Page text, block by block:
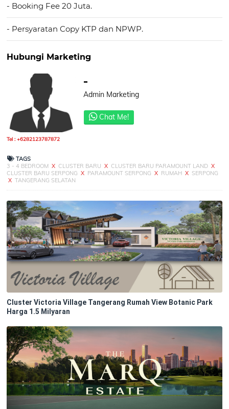
- Booking Fee 20 Juta.
- Persyaratan Copy KTP dan NPWP.
Hubungi Marketing
Tel : +6282123787872
-
Admin Marketing
Chat Me!
TAGS
3 - 4 BEDROOM X CLUSTER BARU X CLUSTER BARU PARAMOUNT LAND X
CLUSTER BARU SERPONG X PARAMOUNT SERPONG X RUMAH X SERPONG
X TANGERANG SELATAN
Cluster Victoria Village Tangerang Rumah View Botanic Park
Harga 1.5 Milyaran